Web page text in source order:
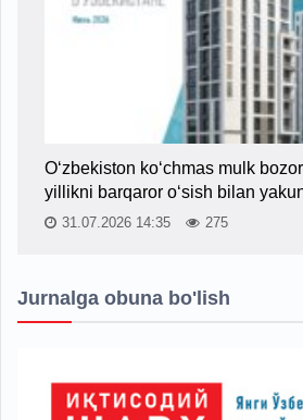
O‘zbekiston ko‘chmas mulk
yillikni barqaror o‘sish bilan
31.07.2026 14:35 275
Jurnalga obuna bo'lish